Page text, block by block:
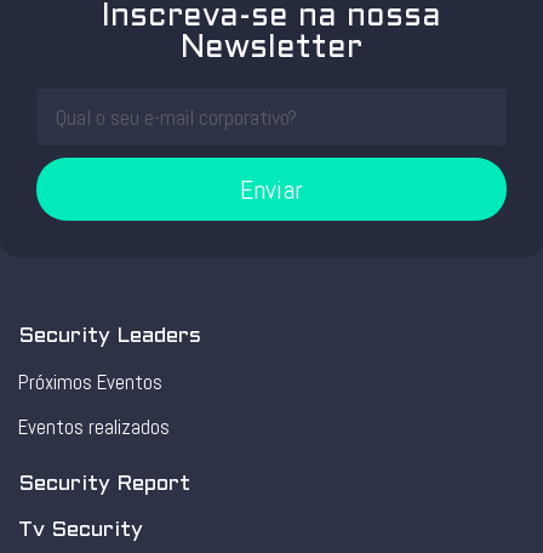
Inscreva-se na nossa
Newsletter
Enviar
Security Leaders
Próximos Eventos
Eventos realizados
Security Report
Tv Security